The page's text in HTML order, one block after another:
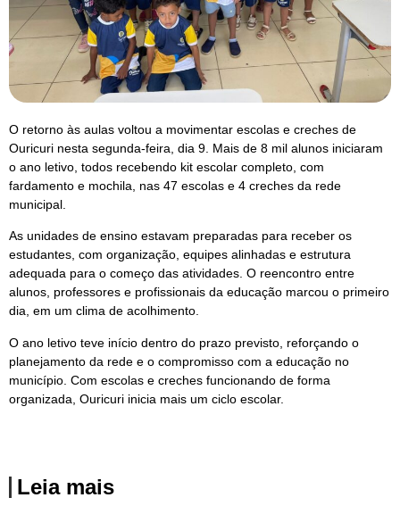
O retorno às aulas voltou a movimentar escolas e creches de
Ouricuri nesta segunda-feira, dia 9. Mais de 8 mil alunos iniciaram
o ano letivo, todos recebendo kit escolar completo, com
fardamento e mochila, nas 47 escolas e 4 creches da rede
municipal.
As unidades de ensino estavam preparadas para receber os
estudantes, com organização, equipes alinhadas e estrutura
adequada para o começo das atividades. O reencontro entre
alunos, professores e profissionais da educação marcou o primeiro
dia, em um clima de acolhimento.
O ano letivo teve início dentro do prazo previsto, reforçando o
planejamento da rede e o compromisso com a educação no
município. Com escolas e creches funcionando de forma
organizada, Ouricuri inicia mais um ciclo escolar.
Leia mais